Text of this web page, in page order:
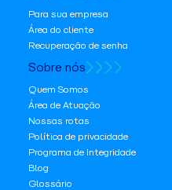
Para sua empresa
Área do cliente
Recuperação de senha
Sobre nós
Quem Somos
Área de Atuação
Nossas rotas
Política de privacidade
Programa de Integridade
Blog
Glossário